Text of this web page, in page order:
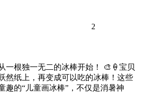
2
一根独一无二的冰棒开始！ 🎨🍦宝贝
然纸上，再变成可以吃的冰棒！这些
趣的“儿童画冰棒”，不仅是消暑神